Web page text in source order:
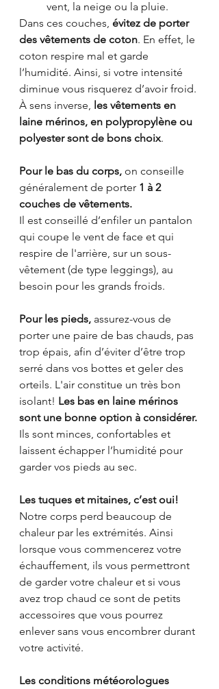
vent, la neige ou la pluie.
Dans ces couches, évitez de porter
des vêtements de coton. En effet, le
coton respire mal et garde
l’humidité. Ainsi, si votre intensité
diminue vous risquerez d’avoir froid.
À sens inverse, les vêtements en
laine mérinos, en polypropylène ou
polyester sont de bons choix.
Pour le bas du corps, on conseille
généralement de porter 1 à 2
couches de vêtements.
Il est conseillé d’enfiler un pantalon
qui coupe le vent de face et qui
respire de l'arrière, sur un sous-
vêtement (de type leggings), au
besoin pour les grands froids.
Pour les pieds, assurez-vous de
porter une paire de bas chauds, pas
trop épais, afin d’éviter d’être trop
serré dans vos bottes et geler des
orteils. L'air constitue un très bon
isolant! Les bas en laine mérinos
sont une bonne option à considérer.
Ils sont minces, confortables et
laissent échapper l’humidité pour
garder vos pieds au sec.
Les tuques et mitaines, c’est oui!
Notre corps perd beaucoup de
chaleur par les extrémités. Ainsi
lorsque vous commencerez votre
échauffement, ils vous permettront
de garder votre chaleur et si vous
avez trop chaud ce sont de petits
accessoires que vous pourrez
enlever sans vous encombrer durant
votre activité.
Les conditions météorologues